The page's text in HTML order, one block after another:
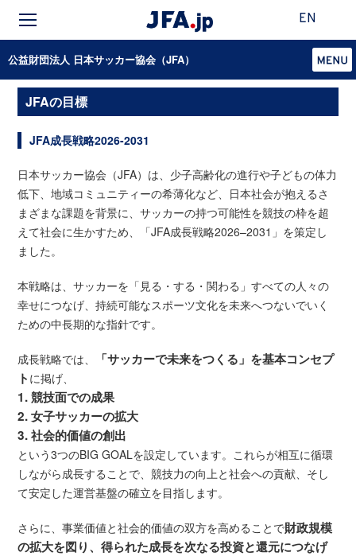
EN
公益財団法人 日本サッカー協会（JFA）
JFAの目標
JFA成長戦略2026-2031
日本サッカー協会（JFA）は、少子高齢化の進行や子どもの体力
低下、地域コミュニティーの希薄化など、日本社会が抱えるさ
まざまな課題を背景に、サッカーの持つ可能性を競技の枠を超
えて社会に生かすため、「JFA成長戦略2026–2031」を策定し
ました。
本戦略は、サッカーを「見る・する・関わる」すべての人々の
幸せにつなげ、持続可能なスポーツ文化を未来へつないでいく
ための中長期的な指針です。
成長戦略では、
「サッカーで未来をつくる」を基本コンセプ
ト に掲げ、
1. 競技面での成果
2. 女子サッカーの拡大
3. 社会的価値の創出
という3つのBIG GOALを設定しています。これらが相互に循環
しながら成長することで、競技力の向上と社会への貢献、そし
て安定した運営基盤の確立を目指します。
さらに、事業価値と社会的価値の双方を高めることで財政規模
の拡大を図り、得られた成長を次なる投資と還元につなげ